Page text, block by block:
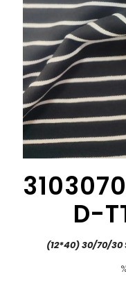
D-
(12*40) 30/70/30